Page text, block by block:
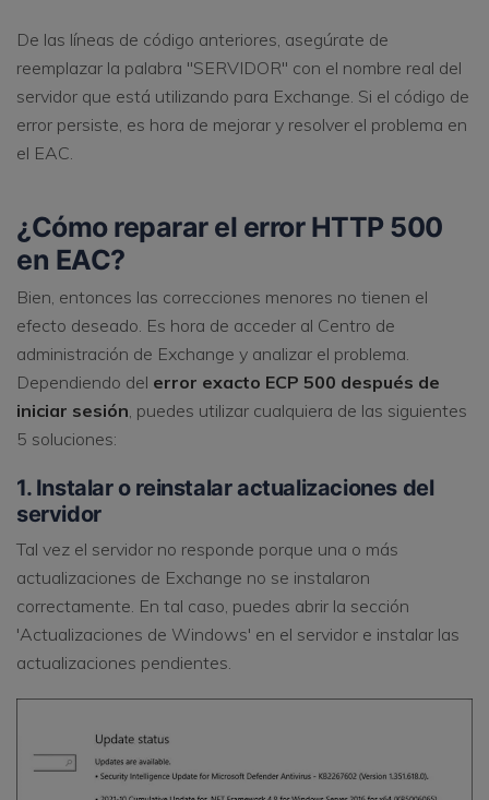
De las líneas de código anteriores, asegúrate de
reemplazar la palabra "SERVIDOR" con el nombre real del
servidor que está utilizando para Exchange. Si el código de
error persiste, es hora de mejorar y resolver el problema en
el EAC.
¿Cómo reparar el error HTTP 500
en EAC?
Bien, entonces las correcciones menores no tienen el
efecto deseado. Es hora de acceder al Centro de
administración de Exchange y analizar el problema.
Dependiendo del error exacto ECP 500 después de
iniciar sesión, puedes utilizar cualquiera de las siguientes
5 soluciones:
1. Instalar o reinstalar actualizaciones del
servidor
Tal vez el servidor no responde porque una o más
actualizaciones de Exchange no se instalaron
correctamente. En tal caso, puedes abrir la sección
'Actualizaciones de Windows' en el servidor e instalar las
actualizaciones pendientes.